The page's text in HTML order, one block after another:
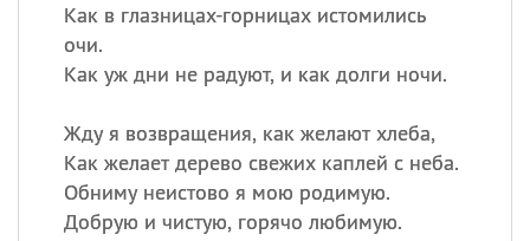
Как в глазницах-горницах истомились
очи.
Как уж дни не радуют, и как долги ночи.
Жду я возвращения, как желают хлеба,
Как желает дерево свежих каплей с неба.
Обниму неистово я мою родимую.
Добрую и чистую, горячо любимую.